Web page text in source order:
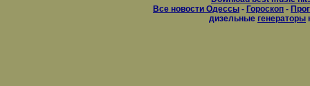
Все новости Одессы - Гороскоп -
дизельные генераторы